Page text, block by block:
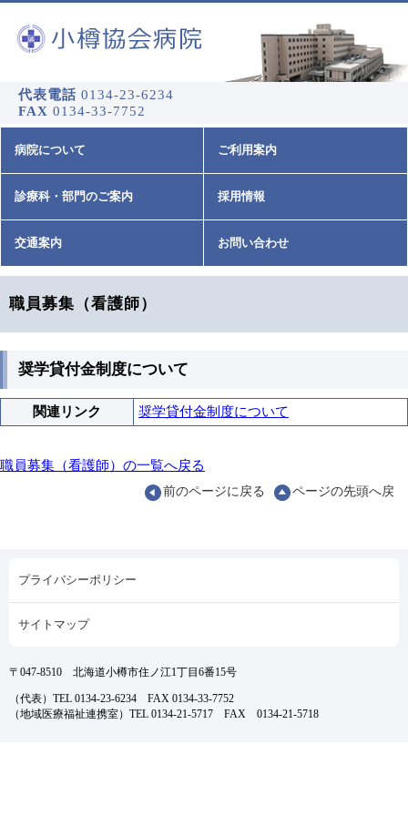
代表電話 0134-23-6234
FAX 0134-33-7752
病院について ご利用案内
診療科・部門のご案内 採用情報
交通案内 お問い合わせ
職員募集（看護師）
奨学貸付金制度について
関連リンク 奨学貸付金制度について
職員募集（看護師）の一覧へ戻る
前のページに戻る ページの先頭へ戻
プライバシーポリシー
サイトマップ
〒047-8510 北海道小樽市住ノ江1丁目6番15号
（代表）TEL 0134-23-6234 FAX 0134-33-7752
（地域医療福祉連携室）TEL 0134-21-5717 FAX 0134-21-5718